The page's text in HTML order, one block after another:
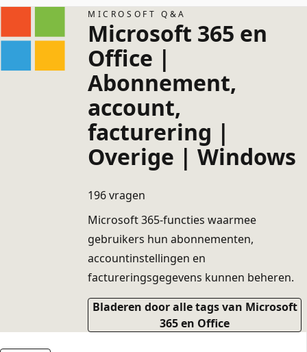
MICROSOFT Q&A
Microsoft 365 en
Office |
Abonnement,
account,
facturering |
Overige | Windows
196 vragen
Microsoft 365-functies waarmee
gebruikers hun abonnementen,
accountinstellingen en
factureringsgegevens kunnen beheren.
Bladeren door alle tags van Microsoft
365 en Office